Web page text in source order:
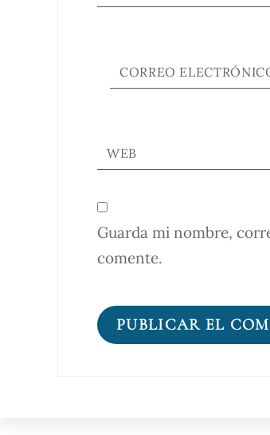
CORREO
WEB
Guarda mi nombre,
comente.